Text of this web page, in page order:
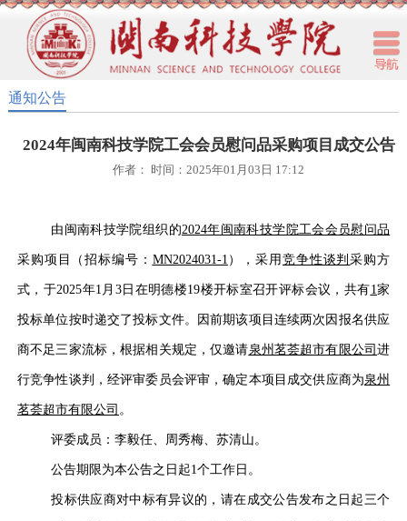
通知公告
2024年闽南科技学院工会会员慰问品采购项目成交公告
作者： 时间：2025年01月03日 17:12
由闽南科技学院组织的2024年闽南科技学 院工会会员慰问品
采购项目（招标编号： MN2024031-1 ），采用 竞争性谈判采购方
式，于2025年1 月 3日在明德楼19楼开标室召开评标会议，共有1家
投标单位按时递交了投标文件。 因前期该项目连续两次因报名供应
商不足三家流标，根据相关规定，仅邀请泉州茗荟超市有限公司进
行竞争性谈判， 经评审委员会评审，确定本项目成交供应商为泉州
茗荟超市有限公司 。
评委成员 ：李毅任、周秀梅、苏清山 。
公告期限为本公告之日起1个工作日。
投标供应商对中标有异议的，请在成交公告发布之日起三个